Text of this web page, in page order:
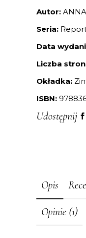
Autor:
Seria:
Data
Liczba
Okładka:
ISBN:
Udostępnij
Opis
Opinie (1)